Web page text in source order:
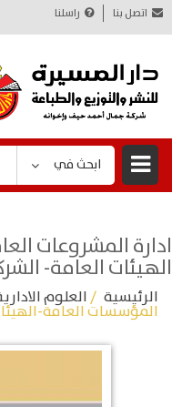
اتصل بنا راسلنا
ابحث في
ادارة المشروعات
الهيئات العامة-
الرئيسية /العلوم
المؤسسات العامة-